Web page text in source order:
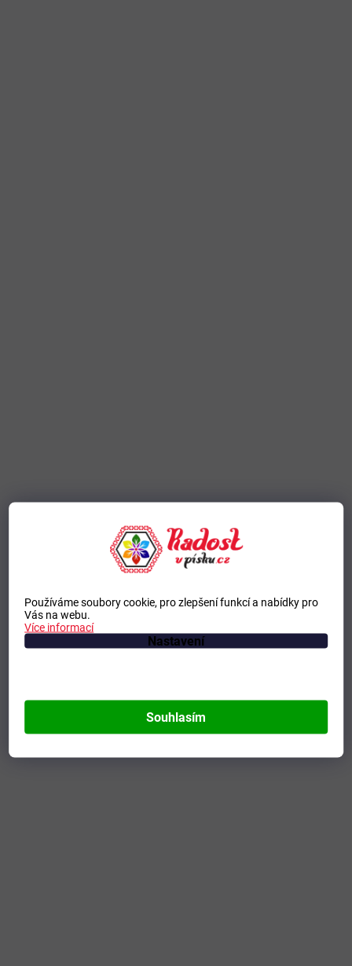
Používáme soubory cookie, pro zlepšení funkcí a nabídky pro
Vás na webu.
Více informací
Nastavení
Souhlasím